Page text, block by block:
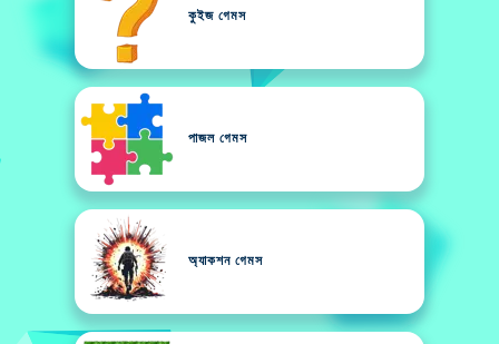
কুইজ গেমস
পাজল গেমস
অ্যাকশন গেমস